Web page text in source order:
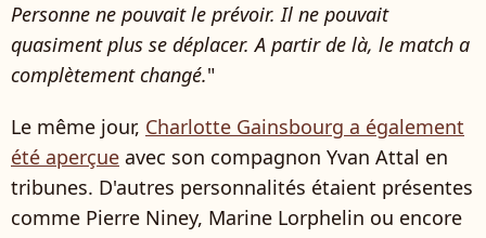
Personne ne pouvait le prévoir. Il ne pouvait
quasiment plus se déplacer. A partir de là, le match a
complètement changé."
Le même jour, Charlotte Gainsbourg a également
été aperçue avec son compagnon Yvan Attal en
tribunes. D'autres personnalités étaient présentes
comme Pierre Niney, Marine Lorphelin ou encore